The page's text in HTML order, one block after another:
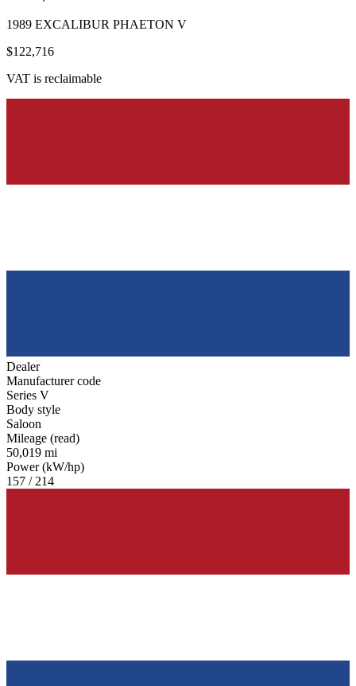
1989 EXCALIBUR PHAETON V
$122,716
VAT is reclaimable
Dealer
Manufacturer code
Series V
Body style
Saloon
Mileage (read)
50,019 mi
Power (kW/hp)
157 / 214